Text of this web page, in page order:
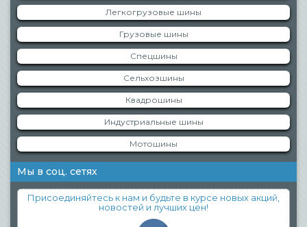
Легкогрузовые шины
Грузовые шины
Спецшины
Сельхозшины
Квадрошины
Индустриальные шины
Мотошины
Мы в соц. сетях
Присоединяйтесь к нам и будьте в курсе новых акций,
новостей и лучших цен!